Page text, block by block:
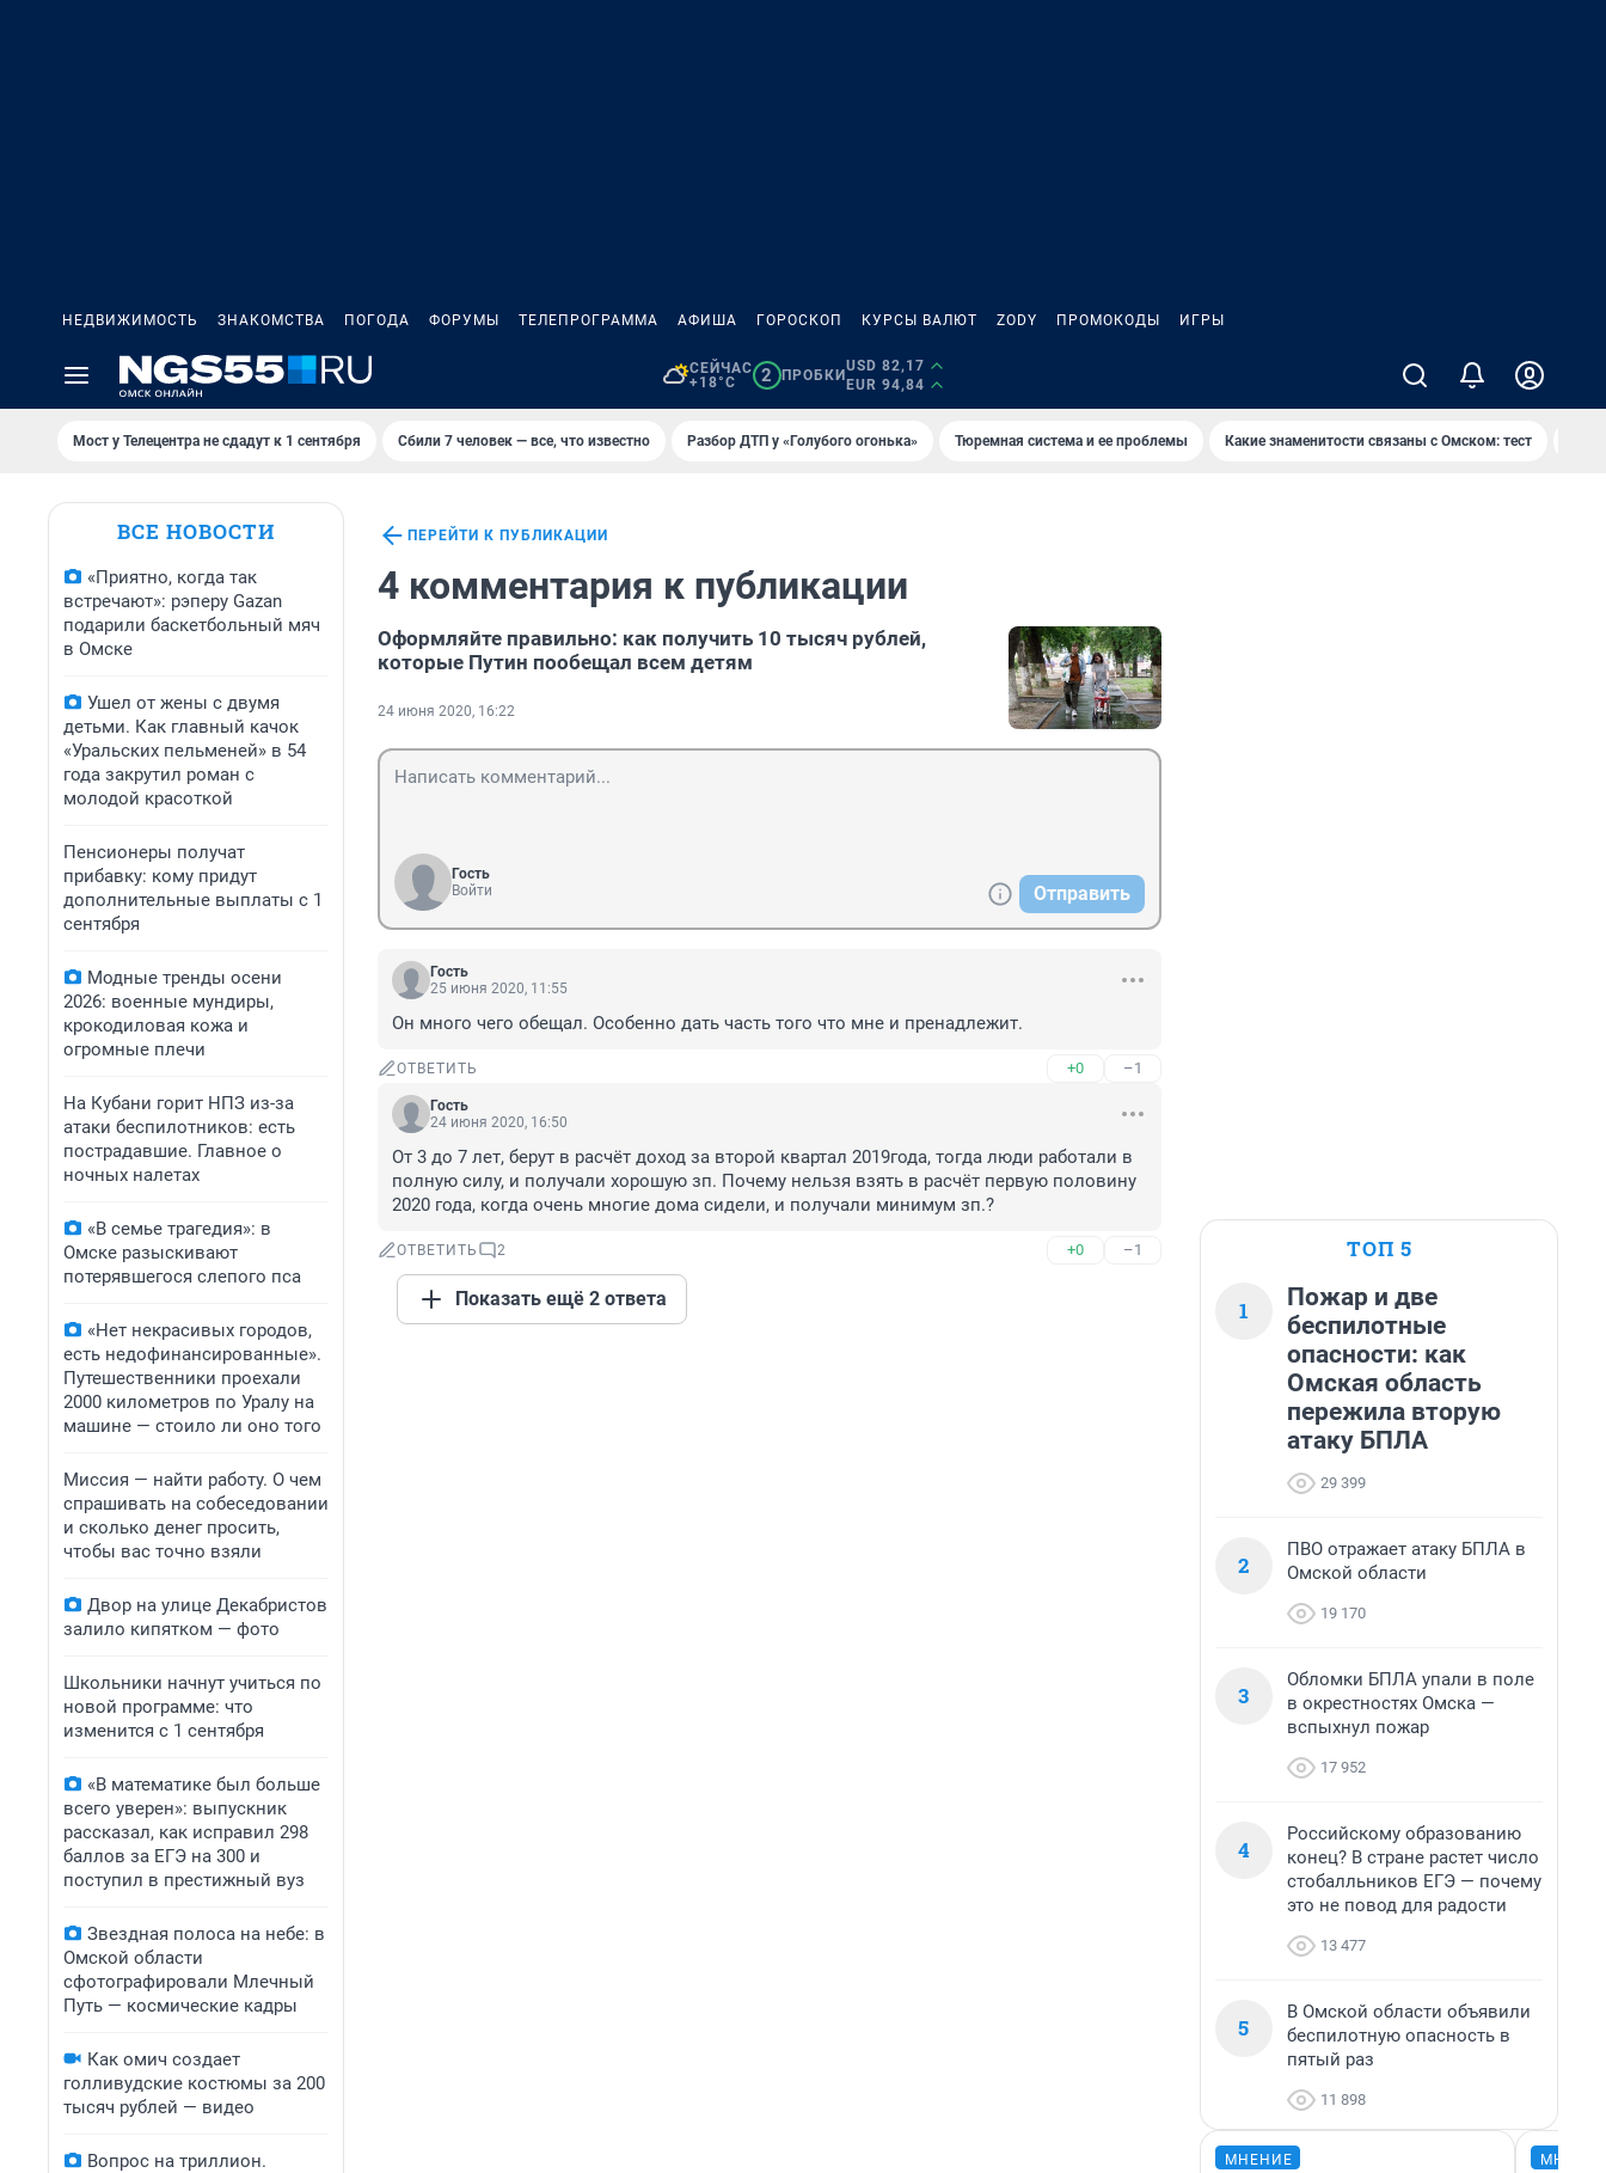
НЕДВИЖИМОСТЬ ЗНАКОМСТВА ПОГОДА ФОРУМЫ ТЕЛЕПРОГРАММА АФИША ГОРОСКОП КУРСЫ ВАЛЮТ ZODY ПРОМОКОДЫ ИГРЫ
СЕЙЧАС
+18°C
2 ПРОБКИ
USD 82,17
EUR 94,84
Мост у Телецентра не сдадут к 1 сентября Сбили 7 человек — все, что известно Разбор ДТП у «Голубого огонька» Тюремная система и ее проблемы Какие знаменитости связаны с Омском: тест
ВСЕ НОВОСТИ
«Приятно, когда так
встречают»: рэперу Gazan
подарили баскетбольный мяч
в Омске
Ушел от жены с двумя
детьми. Как главный качок
«Уральских пельменей» в 54
года закрутил роман с
молодой красоткой
Пенсионеры получат
прибавку: кому придут
дополнительные выплаты с 1
сентября
Модные тренды осени
2026: военные мундиры,
крокодиловая кожа и
огромные плечи
На Кубани горит НПЗ из-за
атаки беспилотников: есть
пострадавшие. Главное о
ночных налетах
«В семье трагедия»: в
Омске разыскивают
потерявшегося слепого пса
«Нет некрасивых городов,
есть недофинансированные».
Путешественники проехали
2000 километров по Уралу на
машине — стоило ли оно того
Миссия — найти работу. О чем
спрашивать на собеседовании
и сколько денег просить,
чтобы вас точно взяли
Двор на улице Декабристов
залило кипятком — фото
Школьники начнут учиться по
новой программе: что
изменится с 1 сентября
«В математике был больше
всего уверен»: выпускник
рассказал, как исправил 298
баллов за ЕГЭ на 300 и
поступил в престижный вуз
Звездная полоса на небе: в
Омской области
сфотографировали Млечный
Путь — космические кадры
Как омич создает
голливудские костюмы за 200
тысяч рублей — видео
Вопрос на триллион.
ПЕРЕЙТИ К ПУБЛИКАЦИИ
4 комментария к публикации
Оформляйте правильно: как получить 10 тысяч рублей,
которые Путин пообещал всем детям
24 июня 2020, 16:22
Гость
Войти
Отправить
Гость
25 июня 2020, 11:55
Он много чего обещал. Особенно дать часть того что мне и пренадлежит.
ОТВЕТИТЬ +0 –1
Гость
24 июня 2020, 16:50
От 3 до 7 лет, берут в расчёт доход за второй квартал 2019года, тогда люди работали в
полную силу, и получали хорошую зп. Почему нельзя взять в расчёт первую половину
2020 года, когда очень многие дома сидели, и получали минимум зп.?
ОТВЕТИТЬ 2 +0 –1
Показать ещё 2 ответа
ТОП 5
1
Пожар и две
беспилотные
опасности: как
Омская область
пережила вторую
атаку БПЛА
29 399
2
ПВО отражает атаку БПЛА в
Омской области
19 170
3
Обломки БПЛА упали в поле
в окрестностях Омска —
вспыхнул пожар
17 952
4
Российскому образованию
конец? В стране растет число
стобалльников ЕГЭ — почему
это не повод для радости
13 477
5
В Омской области объявили
беспилотную опасность в
пятый раз
11 898
МНЕНИЕ